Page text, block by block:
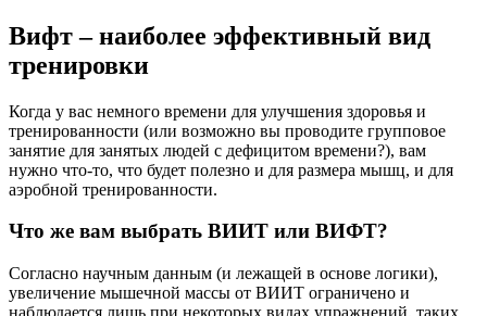
Вифт – наиболее эффективный вид
тренировки
Когда у вас немного времени для улучшения здоровья и
тренированности (или возможно вы проводите групповое
занятие для занятых людей с дефицитом времени?), вам
нужно что-то, что будет полезно и для размера мышц, и для
аэробной тренированности.
Что же вам выбрать ВИИТ или ВИФТ?
Согласно научным данным (и лежащей в основе логики),
увеличение мышечной массы от ВИИТ ограничено и